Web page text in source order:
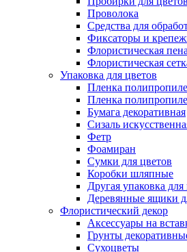
Проволока
Средства для
Фиксаторы и
Флористическая пена
Флористическая
Упаковка для цветов
Пленка
Пленка
Бумага декоративная
Сизаль
Фетр
Фоамиран
Сумки для цветов
Коробки шляпные
Другая упаковка
Деревянные ящики
Флористический декор
Аксессуары на
Грунты
Сухоцветы